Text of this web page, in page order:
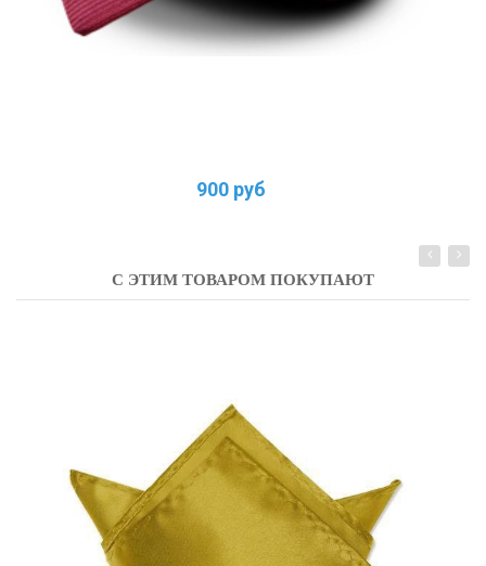
900 руб
С ЭТИМ ТОВАРОМ ПОКУПАЮТ